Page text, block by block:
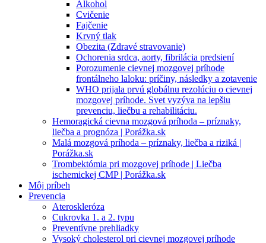
Alkohol
Cvičenie
Fajčenie
Krvný tlak
Obezita (Zdravé stravovanie)
Ochorenia srdca, aorty, fibrilácia predsiení
Porozumenie cievnej mozgovej príhode
frontálneho laloku: príčiny, následky a zotavenie
WHO prijala prvú globálnu rezolúciu o cievnej
mozgovej príhode. Svet vyzýva na lepšiu
prevenciu, liečbu a rehabilitáciu.
Hemoragická cievna mozgová príhoda – príznaky,
liečba a prognóza | Porážka.sk
Malá mozgová príhoda – príznaky, liečba a riziká |
Porážka.sk
Trombektómia pri mozgovej príhode | Liečba
ischemickej CMP | Porážka.sk
Môj príbeh
Prevencia
Ateroskleróza
Cukrovka 1. a 2. typu
Preventívne prehliadky
Vysoký cholesterol pri cievnej mozgovej príhode